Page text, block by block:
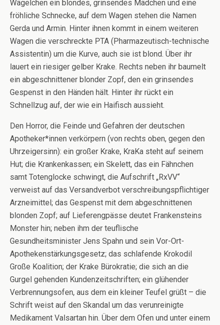
Wägelchen ein blondes, grinsendes Mädchen und eine
fröhliche Schnecke, auf dem Wagen stehen die Namen
Gerda und Armin. Hinter ihnen kommt in einem weiteren
Wagen die verschreckte PTA (Pharmazeutisch-technische
Assistentin) um die Kurve, auch sie ist blond. Über ihr
lauert ein riesiger gelber Krake. Rechts neben ihr baumelt
ein abgeschnittener blonder Zopf, den ein grinsendes
Gespenst in den Händen hält. Hinter ihr rückt ein
Schnellzug auf, der wie ein Haifisch aussieht.
Den Horror, die Feinde und Gefahren der deutschen
Apotheker*innen verkörpern (von rechts oben, gegen den
Uhrzeigersinn): ein großer Krake, KraKa steht auf seinem
Hut; die Krankenkassen; ein Skelett, das ein Fähnchen
samt Totenglocke schwingt, die Aufschrift „RxVV“
verweist auf das Versandverbot verschreibungspflichtiger
Arzneimittel; das Gespenst mit dem abgeschnittenen
blonden Zopf; auf Lieferengpässe deutet Frankensteins
Monster hin; neben ihm der teuflische
Gesundheitsminister Jens Spahn und sein Vor-Ort-
Apothekenstärkungsgesetz; das schlafende Krokodil
Große Koalition; der Krake Bürokratie; die sich an die
Gurgel gehenden Kundenzeitschriften; ein glühender
Verbrennungsofen, aus dem ein kleiner Teufel grüßt – die
Schrift weist auf den Skandal um das verunreinigte
Medikament Valsartan hin. Über dem Ofen und unter einem